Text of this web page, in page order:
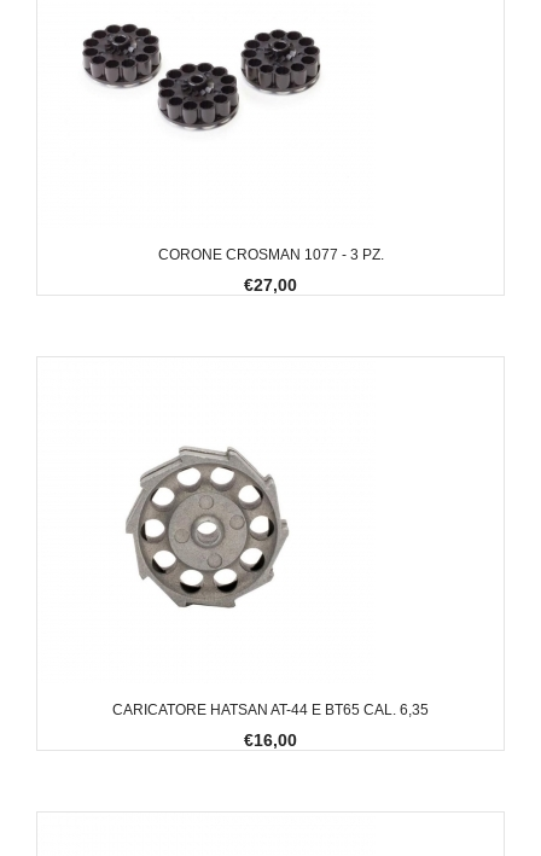
CORONE CROSMAN 1077 - 3 PZ.
€27,00
CARICATORE HATSAN AT-44 E BT65 CAL. 6,35
€16,00